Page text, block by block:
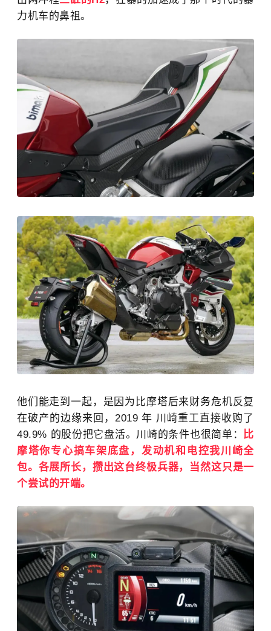
力机车的鼻祖。
他们能走到一起，是因为比摩塔后来财务危机反复
在破产的边缘来回，2019 年 川崎重工直接收购了
49.9% 的股份把它盘活。川崎的条件也很简单： 比
摩塔你专心搞车架底盘，发动机和电控我川崎全
包。各展所长，攒出这台终极兵器，当然这只是一
个尝试的开端。